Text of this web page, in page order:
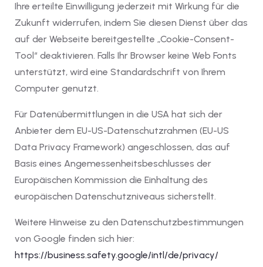
Ihre erteilte Einwilligung jederzeit mit Wirkung für die
Zukunft widerrufen, indem Sie diesen Dienst über das
auf der Webseite bereitgestellte „Cookie-Consent-
Tool“ deaktivieren. Falls Ihr Browser keine Web Fonts
unterstützt, wird eine Standardschrift von Ihrem
Computer genutzt.
Für Datenübermittlungen in die USA hat sich der
Anbieter dem EU-US-Datenschutzrahmen (EU-US
Data Privacy Framework) angeschlossen, das auf
Basis eines Angemessenheitsbeschlusses der
Europäischen Kommission die Einhaltung des
europäischen Datenschutzniveaus sicherstellt.
Weitere Hinweise zu den Datenschutzbestimmungen
von Google finden sich hier:
https://business.safety.google/intl/de/privacy/